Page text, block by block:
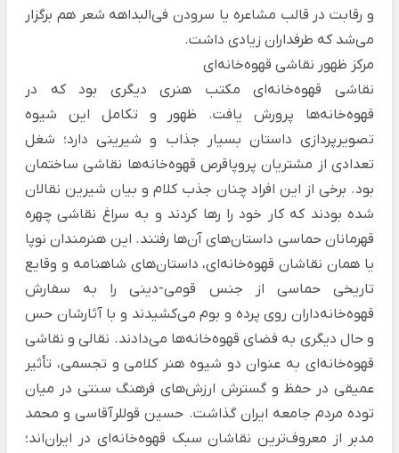
و رقابت در قالب مشاعره یا سرودن فی‌البداهه شعر هم برگزار
می‌شد که طرفداران زیادی داشت.
مرکز ظهور نقاشی قهوه‌خانه‌ای
نقاشی قهوه‌خانه‌ای مکتب هنری دیگری بود که در
قهوه‌خانه‌ها پرورش یافت. ظهور و تکامل این شیوه
تصویرپردازی داستان بسیار جذاب و شیرینی دارد؛ شغل
تعدادی از مشتریان پروپاقرص قهوه‌خانه‌ها نقاشی ساختمان
بود. برخی از این افراد چنان جذب کلام و بیان شیرین نقالان
شده بودند که کار خود را رها کردند و به سراغ نقاشی چهره
قهرمانان حماسی داستان‌های آن‌ها رفتند. این هنرمندان نوپا
یا همان نقاشان قهوه‌خانه‌ای، داستان‌های شاهنامه و وقایع
تاریخی حماسی از جنس قومی-دینی را به سفارش
قهوه‌خانه‌داران روی پرده و بوم می‌کشیدند و با آثارشان حس
و حال دیگری به فضای قهوه‌خانه‌ها می‌دادند. نقالی و نقاشی
قهوه‌خانه‌ای به عنوان دو شیوه هنر کلامی و تجسمی، تأثیر
عمیقی در حفظ و گسترش ارزش‌های فرهنگ سنتی در میان
توده مردم جامعه ایران گذاشت. حسین قوللرآقاسی و محمد
مدبر از معروف‌ترین نقاشان سبک قهوه‌خانه‌ای در ایران‌اند؛